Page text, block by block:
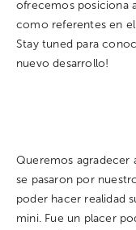
ofrecemos posiciona
como referentes en
Stay tuned para
nuevo desarrollo!
Queremos agradecer
se pasaron por
poder hacer realidad
mini. Fue un placer